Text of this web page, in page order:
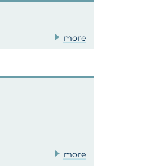
more
more